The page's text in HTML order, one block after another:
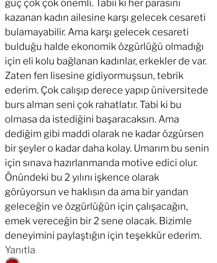
güç çok çok önemli. Tabii ki her parasını
kazanan kadın ailesine karşı gelecek cesareti
bulamayabilir. Ama karşı gelecek cesareti
bulduğu halde ekonomik özgürlüğü olmadığı
için eli kolu bağlanan kadınlar, erkekler de var.
Zaten fen lisesine gidiyormuşsun, tebrik
ederim. Çok calışıp derece yapıp üniversitede
burs alman seni çok rahatlatır. Tabi ki bu
olmasa da istediğini başaracaksın. Ama
dediğim gibi maddi olarak ne kadar özgürsen
bir şeyler o kadar daha kolay. Umarım bu senin
için sınava hazırlanmanda motive edici olur.
Önündeki bu 2 yılını işkence olarak
görüyorsun ve haklısın da ama bir yandan
geleceğin ve özgürlüğün için çalışacağın,
emek vereceğin bir 2 sene olacak. Bizimle
deneyimini paylaştığın için teşekkür ederim.
Yanıtla